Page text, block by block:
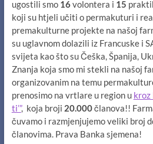
ugostili smo 16volontera i 15
koji su htjeli učiti o permakuturi i
premakulturne projekte na našoj
su uglavnom dolazili iz Francuske i
svijeta kao što su Češka, Španija,
Znanja koja smo mi stekli na našoj
organizovanim na temu
prenosimo na vrtlare u region u kroz
ti’”, koja broji 20.000članova!!
čuvamo i razmjenjujemo veliki broj
članovima. Prava Banka sjemena!